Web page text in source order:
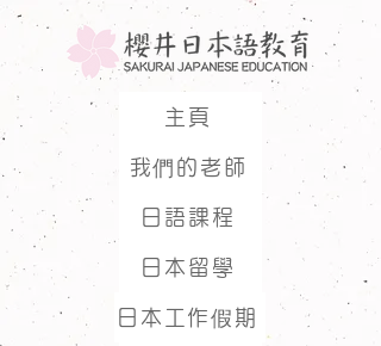
主頁
我們的老師
日語課程
日本留學
日本工作假期